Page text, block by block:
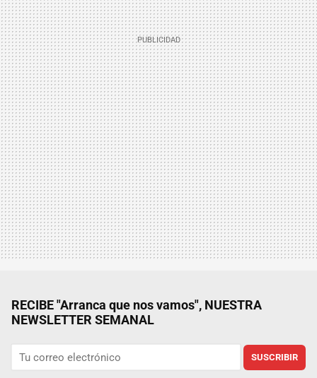
RECIBE "Arranca que nos vamos", NUESTRA
NEWSLETTER SEMANAL
SUSCRIBIR